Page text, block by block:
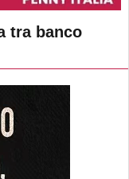
tra banco